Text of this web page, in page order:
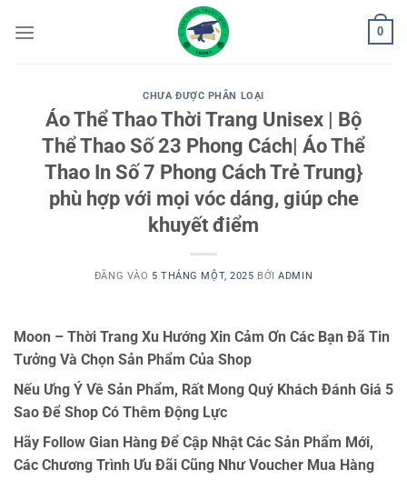
qua
0
CHƯA ĐƯỢC PHÂN LOẠI
Áo Thể Thao Thời Trang Unisex | Bộ
Thể Thao Số 23 Phong Cách| Áo Thể
Thao In Số 7 Phong Cách Trẻ Trung}
phù hợp với mọi vóc dáng, giúp che
khuyết điểm
ĐĂNG VÀO 5 THÁNG MỘT, 2025 BỞIADMIN
Moon – Thời Trang Xu Hướng Xin Cảm Ơn Các Bạn Đã Tin
Tưởng Và Chọn Sản Phẩm Của Shop
Nếu Ưng Ý Về Sản Phẩm, Rất Mong Quý Khách Đánh Giá 5
Sao Để Shop Có Thêm Động Lực
Hãy Follow Gian Hàng Để Cập Nhật Các Sản Phẩm Mới,
Các Chương Trình Ưu Đãi Cũng Như Voucher Mua Hàng